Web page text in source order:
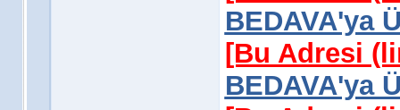
BEDAVA'ya
[Bu Adresi
BEDAVA'ya